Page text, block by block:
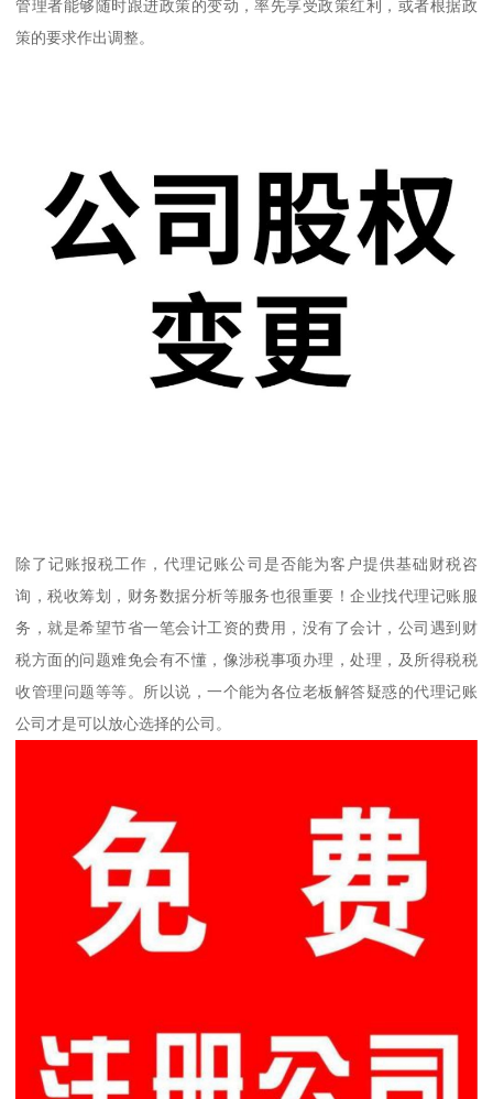
管理者能够随时跟进政策的变动，率先享受政策红利，或者根据政
策的要求作出调整。
除了记账报税工作，代理记账公司是否能为客户提供基础财税咨
询，税收筹划，财务数据分析等服务也很重要！企业找代理记账服
务，就是希望节省一笔会计工资的费用，没有了会计，公司遇到财
税方面的问题难免会有不懂，像涉税事项办理，处理，及所得税税
收管理问题等等。所以说，一个能为各位老板解答疑惑的代理记账
公司才是可以放心选择的公司。